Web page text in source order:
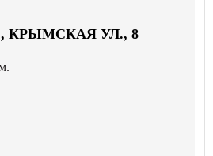
КРЫМСКАЯ УЛ., 8